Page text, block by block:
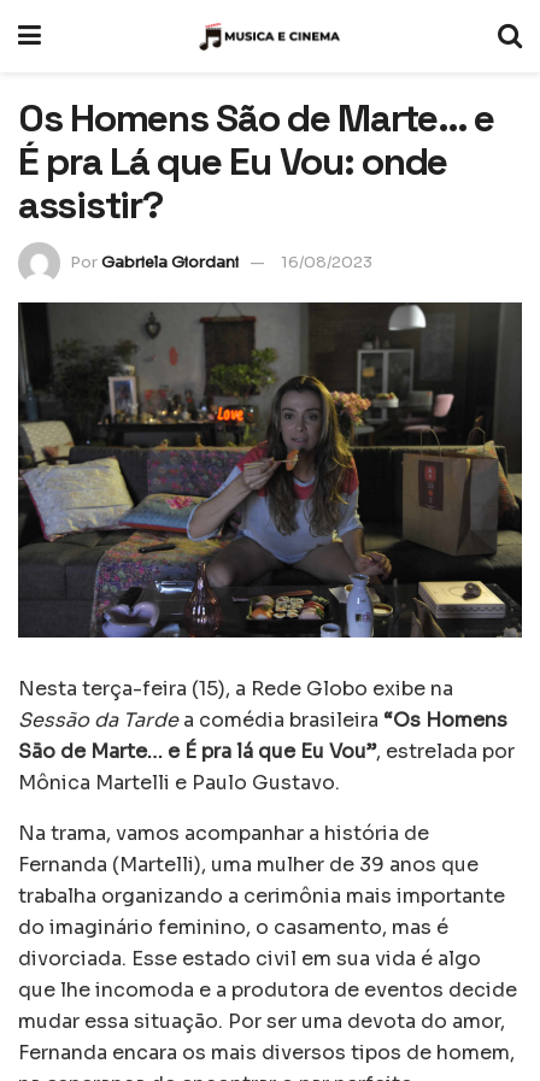
Os Homens São de Marte… e
É pra Lá que Eu Vou: onde
assistir?
PorGabriela Giordani 16/08/2023
Nesta terça-feira (15), a Rede Globo exibe na
Sessão da Tardea comédia brasileira “Os Homens
São de Marte… e É pra lá que Eu Vou”, estrelada por
Mônica Martelli e Paulo Gustavo.
Na trama, vamos acompanhar a história de
Fernanda (Martelli), uma mulher de 39 anos que
trabalha organizando a cerimônia mais importante
do imaginário feminino, o casamento, mas é
divorciada. Esse estado civil em sua vida é algo
que lhe incomoda e a produtora de eventos decide
mudar essa situação. Por ser uma devota do amor,
Fernanda encara os mais diversos tipos de homem,